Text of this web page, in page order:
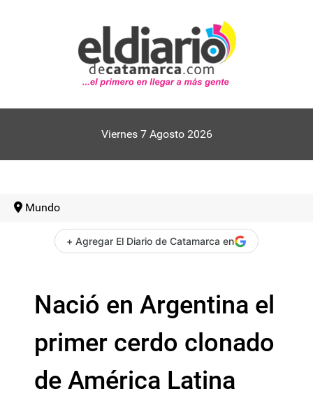
Viernes 7 Agosto 2026
Mundo
+ Agregar El Diario de Catamarca en
Nació en Argentina el
primer cerdo clonado
de América Latina